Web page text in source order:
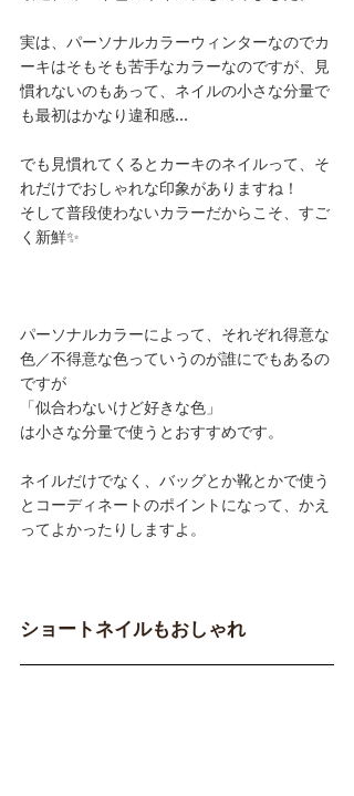
実は、パーソナルカラーウィンターなのでカ
ーキはそもそも苦手なカラーなのですが、見
慣れないのもあって、ネイルの小さな分量で
も最初はかなり違和感…
でも見慣れてくるとカーキのネイルって、そ
れだけでおしゃれな印象がありますね！
そして普段使わないカラーだからこそ、すご
く新鮮✨
パーソナルカラーによって、それぞれ得意な
色／不得意な色っていうのが誰にでもあるの
ですが
「似合わないけど好きな色」
は小さな分量で使うとおすすめです。
ネイルだけでなく、バッグとか靴とかで使う
とコーディネートのポイントになって、かえ
ってよかったりしますよ。
ショートネイルもおしゃれ